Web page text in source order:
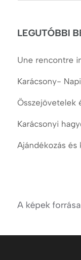
LEGUTÓBBI
Une rencontre
Karácsony-
Összejövetelek
Karácsonyi
Ajándékozás és
A képek